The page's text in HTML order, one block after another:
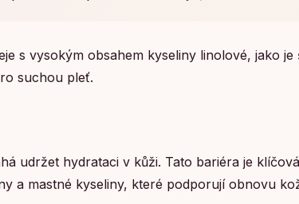
s vysokým obsahem kyseliny linolové, jako
suchou pleť.
udržet hydrataci v kůži. Tato bariéra je
a mastné kyseliny, které podporují obnovu